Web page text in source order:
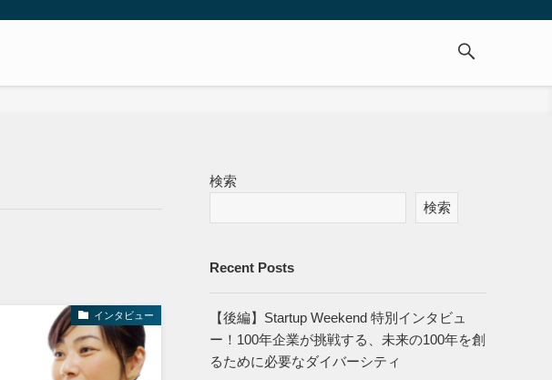
インタビュー
検索
検索
Recent Posts
【後編】Startup Weekend 特別インタビュ
ー！100年企業が挑戦する、未来の100年を創
るために必要なダイバーシティ